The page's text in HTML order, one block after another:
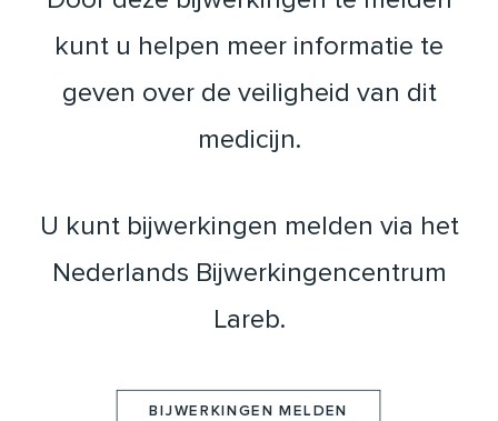
kunt u helpen meer informatie te
geven over de veiligheid van dit
medicijn.
U kunt bijwerkingen melden via het
Nederlands Bijwerkingencentrum
Lareb.
BIJWERKINGEN MELDEN